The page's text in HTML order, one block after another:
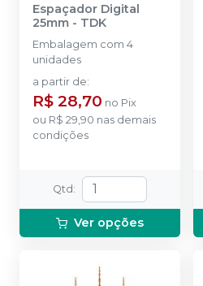
Espaçador Digital
25mm - TDK
Embalagem com 4
unidades
a partir de:
R$ 28,70 no Pix
ou R$ 29,90 nas demais
condições
Qtd :
Ver opções